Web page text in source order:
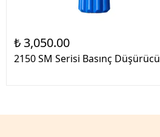
₺ 3,050.00
2150 SM Serisi Basınç Düşürücü